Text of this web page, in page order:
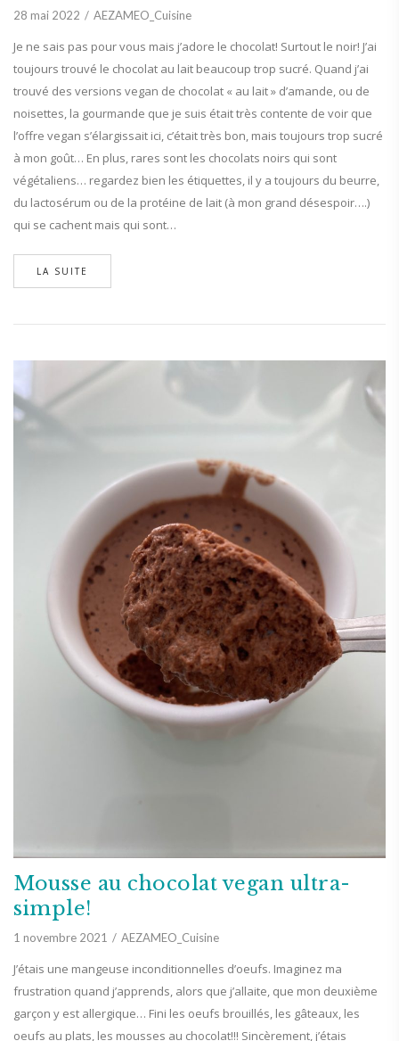
28 mai 2022 AEZAMEO_Cuisine
Je ne sais pas pour vous mais j’adore le chocolat! Surtout le noir! J’ai
toujours trouvé le chocolat au lait beaucoup trop sucré. Quand j’ai
trouvé des versions vegan de chocolat « au lait » d’amande, ou de
noisettes, la gourmande que je suis était très contente de voir que
l’offre vegan s’élargissait ici, c’était très bon, mais toujours trop sucré
à mon goût… En plus, rares sont les chocolats noirs qui sont
végétaliens… regardez bien les étiquettes, il y a toujours du beurre,
du lactosérum ou de la protéine de lait (à mon grand désespoir….)
qui se cachent mais qui sont…
LA SUITE
Mousse au chocolat vegan ultra-
simple!
1 novembre 2021 AEZAMEO_Cuisine
J’étais une mangeuse inconditionnelles d’oeufs. Imaginez ma
frustration quand j’apprends, alors que j’allaite, que mon deuxième
garçon y est allergique… Fini les oeufs brouillés, les gâteaux, les
oeufs au plats, les mousses au chocolat!!! Sincèrement, j’étais